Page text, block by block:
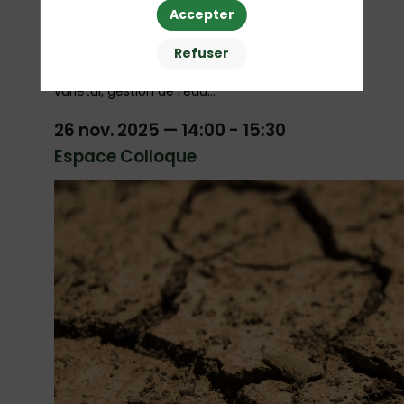
Dans la foulée, une discussion mettra en
lumière des approches concrètes visant à
variétal, gestion de l’eau…
26 nov. 2025 — 14:00 - 15:30
Espace Colloque
Accepter
Refuser